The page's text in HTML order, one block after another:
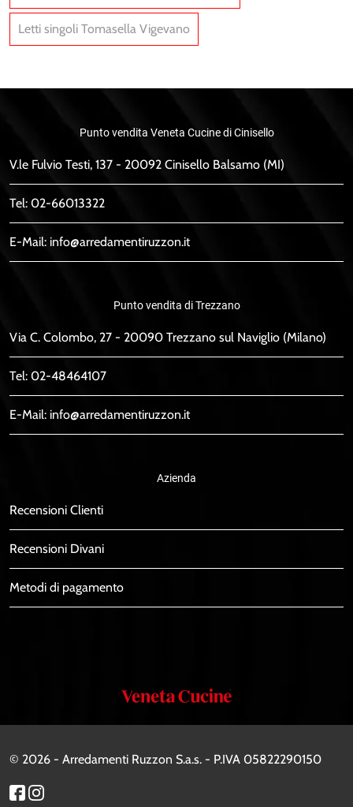
Letti singoli Tomasella Vigevano
Punto vendita Veneta Cucine di Cinisello
V.le Fulvio Testi, 137 - 20092 Cinisello Balsamo (MI)
Tel: 02-66013322
E-Mail: info@arredamentiruzzon.it
Punto vendita di Trezzano
Via C. Colombo, 27 - 20090 Trezzano sul Naviglio (Milano)
Tel: 02-48464107
E-Mail: info@arredamentiruzzon.it
Azienda
Recensioni Clienti
Recensioni Divani
Metodi di pagamento
Veneta
© 2026 - Arredamenti Ruzzon S.a.s. - P.IVA 05822290150